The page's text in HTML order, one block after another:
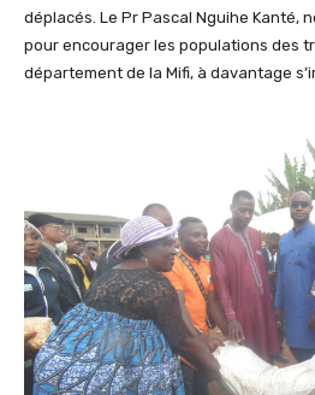
déplacés. Le Pr Pascal Nguihe Kanté,
pour encourager les populations des
département de la Mifi, à davantage